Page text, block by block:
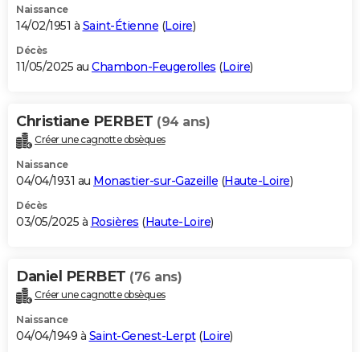
Naissance
14/02/1951 à Saint-Étienne (Loire)
Décès
11/05/2025 au Chambon-Feugerolles (Loire)
Christiane PERBET (94 ans)
Créer une cagnotte obsèques
Naissance
04/04/1931 au Monastier-sur-Gazeille (Haute-Loire)
Décès
03/05/2025 à Rosières (Haute-Loire)
Daniel PERBET (76 ans)
Créer une cagnotte obsèques
Naissance
04/04/1949 à Saint-Genest-Lerpt(Loire)